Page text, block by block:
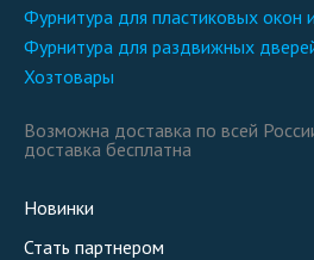
фурнитура для пластиковых окон
фурнитура для раздвижных
хозтовары
Возможна доставка по всей
доставка бесплатна
Новинки
Стать партнером